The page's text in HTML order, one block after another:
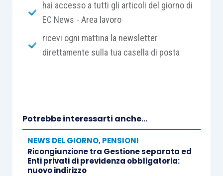
hai accesso a tutti gli articoli del giorno di
EC News - Area lavoro
ricevi ogni mattina la newsletter
direttamente sulla tua casella di posta
Potrebbe interessarti anche...
NEWS DEL GIORNO,PENSIONI
Ricongiunzione tra Gestione separata ed
Enti privati di previdenza obbligatoria:
nuovo indirizzo